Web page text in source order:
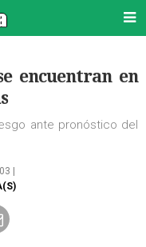
encuentran en
ante pronóstico del
|